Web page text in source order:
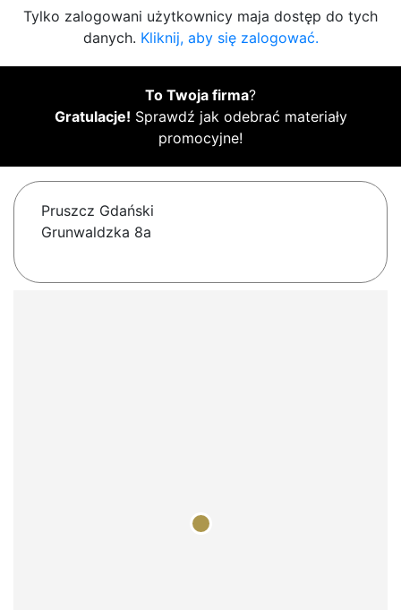
Tylko zalogowani użytkownicy maja dostęp do tych
danych. Kliknij, aby się zalogować.
To Twoja firma?
Gratulacje! Sprawdź jak odebrać materiały
promocyjne!
Pruszcz Gdański
Grunwaldzka 8a